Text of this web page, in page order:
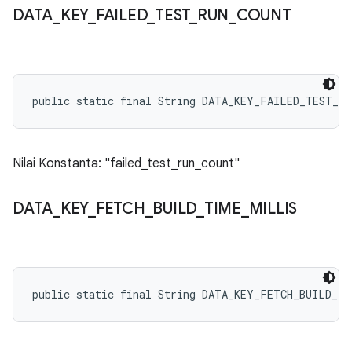
DATA KEY_ FAILED_ TEST_ RUN COUNT
public static final String
Nilai Konstanta: "failed_test_run_count"
DATA KEY_ FETCH BUILD TIME MILLIS
public static final String